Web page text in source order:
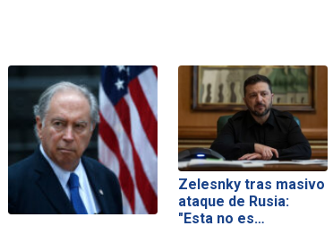
Zelesnky tras masivo
ataque de Rusia:
"Esta no es…